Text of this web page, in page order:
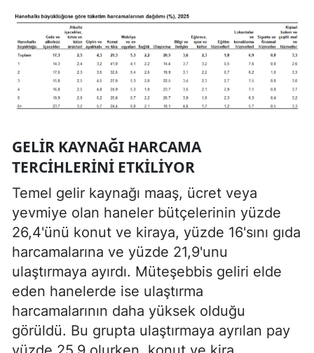
GELIR KAYNAĞI HARCAMA
TERCIHLERINI ETKILIYOR
Temel gelir kaynağı maaş, ücret veya
yevmiye olan haneler bütçelerinin yüzde
26,4'ünü konut ve kiraya, yüzde 16'sını gıda
harcamalarına ve yüzde 21,9'unu
ulaştırmaya ayırdı. Müteşebbis geliri elde
eden hanelerde ise ulaştırma
harcamalarının daha yüksek olduğu
görüldü. Bu grupta ulaştırmaya ayrılan pay